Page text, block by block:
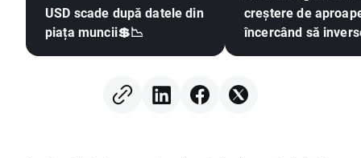
USD scade după datele din
piața muncii💲📉
creștere de
încercând să